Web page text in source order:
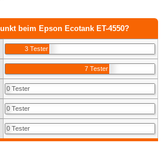
beim Epson Ecotank ET-4550?
3 Tester
7 Tester
0 Tester
0 Tester
0 Tester